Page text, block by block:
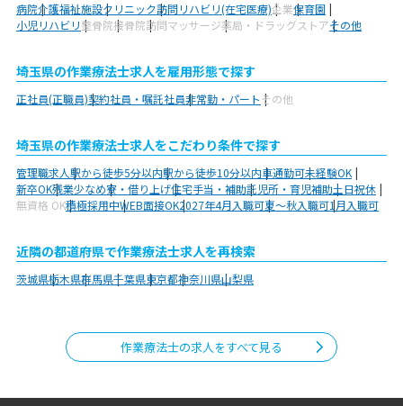
病院介護福祉施設クリニック訪問リハビリ(在宅医療)企業保育園
小児リハビリ整骨院接骨院訪問マッサージ薬局・ドラッグストアその他
埼玉県の作業療法士求人を雇用形態で探す
正社員(正職員)契約社員・嘱託社員非常勤・パートその他
埼玉県の作業療法士求人をこだわり条件で探す
管理職求人駅から徒歩5分以内駅から徒歩10分以内車通勤可未経験OK
新卒OK残業少なめ寮・借り上げ住宅手当・補助託児所・育児補助土日祝休
無資格 OK積極採用中WEB面接OK2027年4月入職可夏～秋入職可1月入職可
近隣の都道府県で作業療法士求人を再検索
茨城県栃木県群馬県千葉県東京都神奈川県山梨県
作業療法士の求人をすべて見る